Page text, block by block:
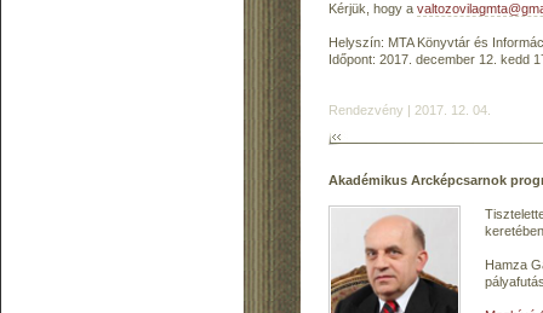
Kérjük, hogy a
Helyszín: MTA Könyvtár és
Időpont: 2017. december 12. kedd
Rendezvény | 2017. 12. 04.
Akadémikus Arcképcsarnok
keretében
Hamza